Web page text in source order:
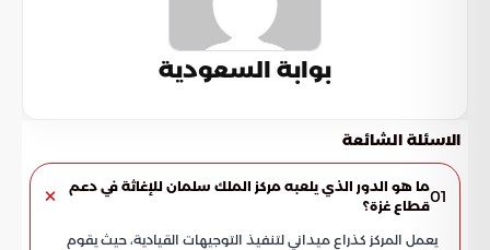
بوابة السعودية
الاسئلة الشائعة
01ما هو الدور الذي يلعبه مركز الملك سلمان للإغاثة في دعم
قطاع غزة؟
يعمل المركز كذراع ميداني لتنفيذ التوجيهات القيادية، حيث يقوم